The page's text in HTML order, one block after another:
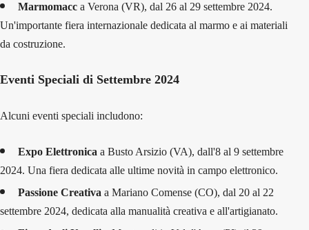
Marmomacc a Verona (VR), dal 26 al 29 settembre 2024.
Un'importante fiera internazionale dedicata al marmo e ai materiali
da costruzione.
Eventi Speciali di Settembre 2024
Alcuni eventi speciali includono:
Expo Elettronica a Busto Arsizio (VA), dall'8 al 9 settembre
2024. Una fiera dedicata alle ultime novità in campo elettronico.
Passione Creativa a Mariano Comense (CO), dal 20 al 22
settembre 2024, dedicata alla manualità creativa e all'artigianato.